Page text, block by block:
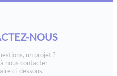
NOUS
un projet ?
nous contacter
ci-dessous.